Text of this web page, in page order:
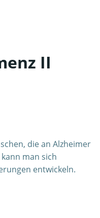
II
die an Alzheimer
man sich
entwickeln.